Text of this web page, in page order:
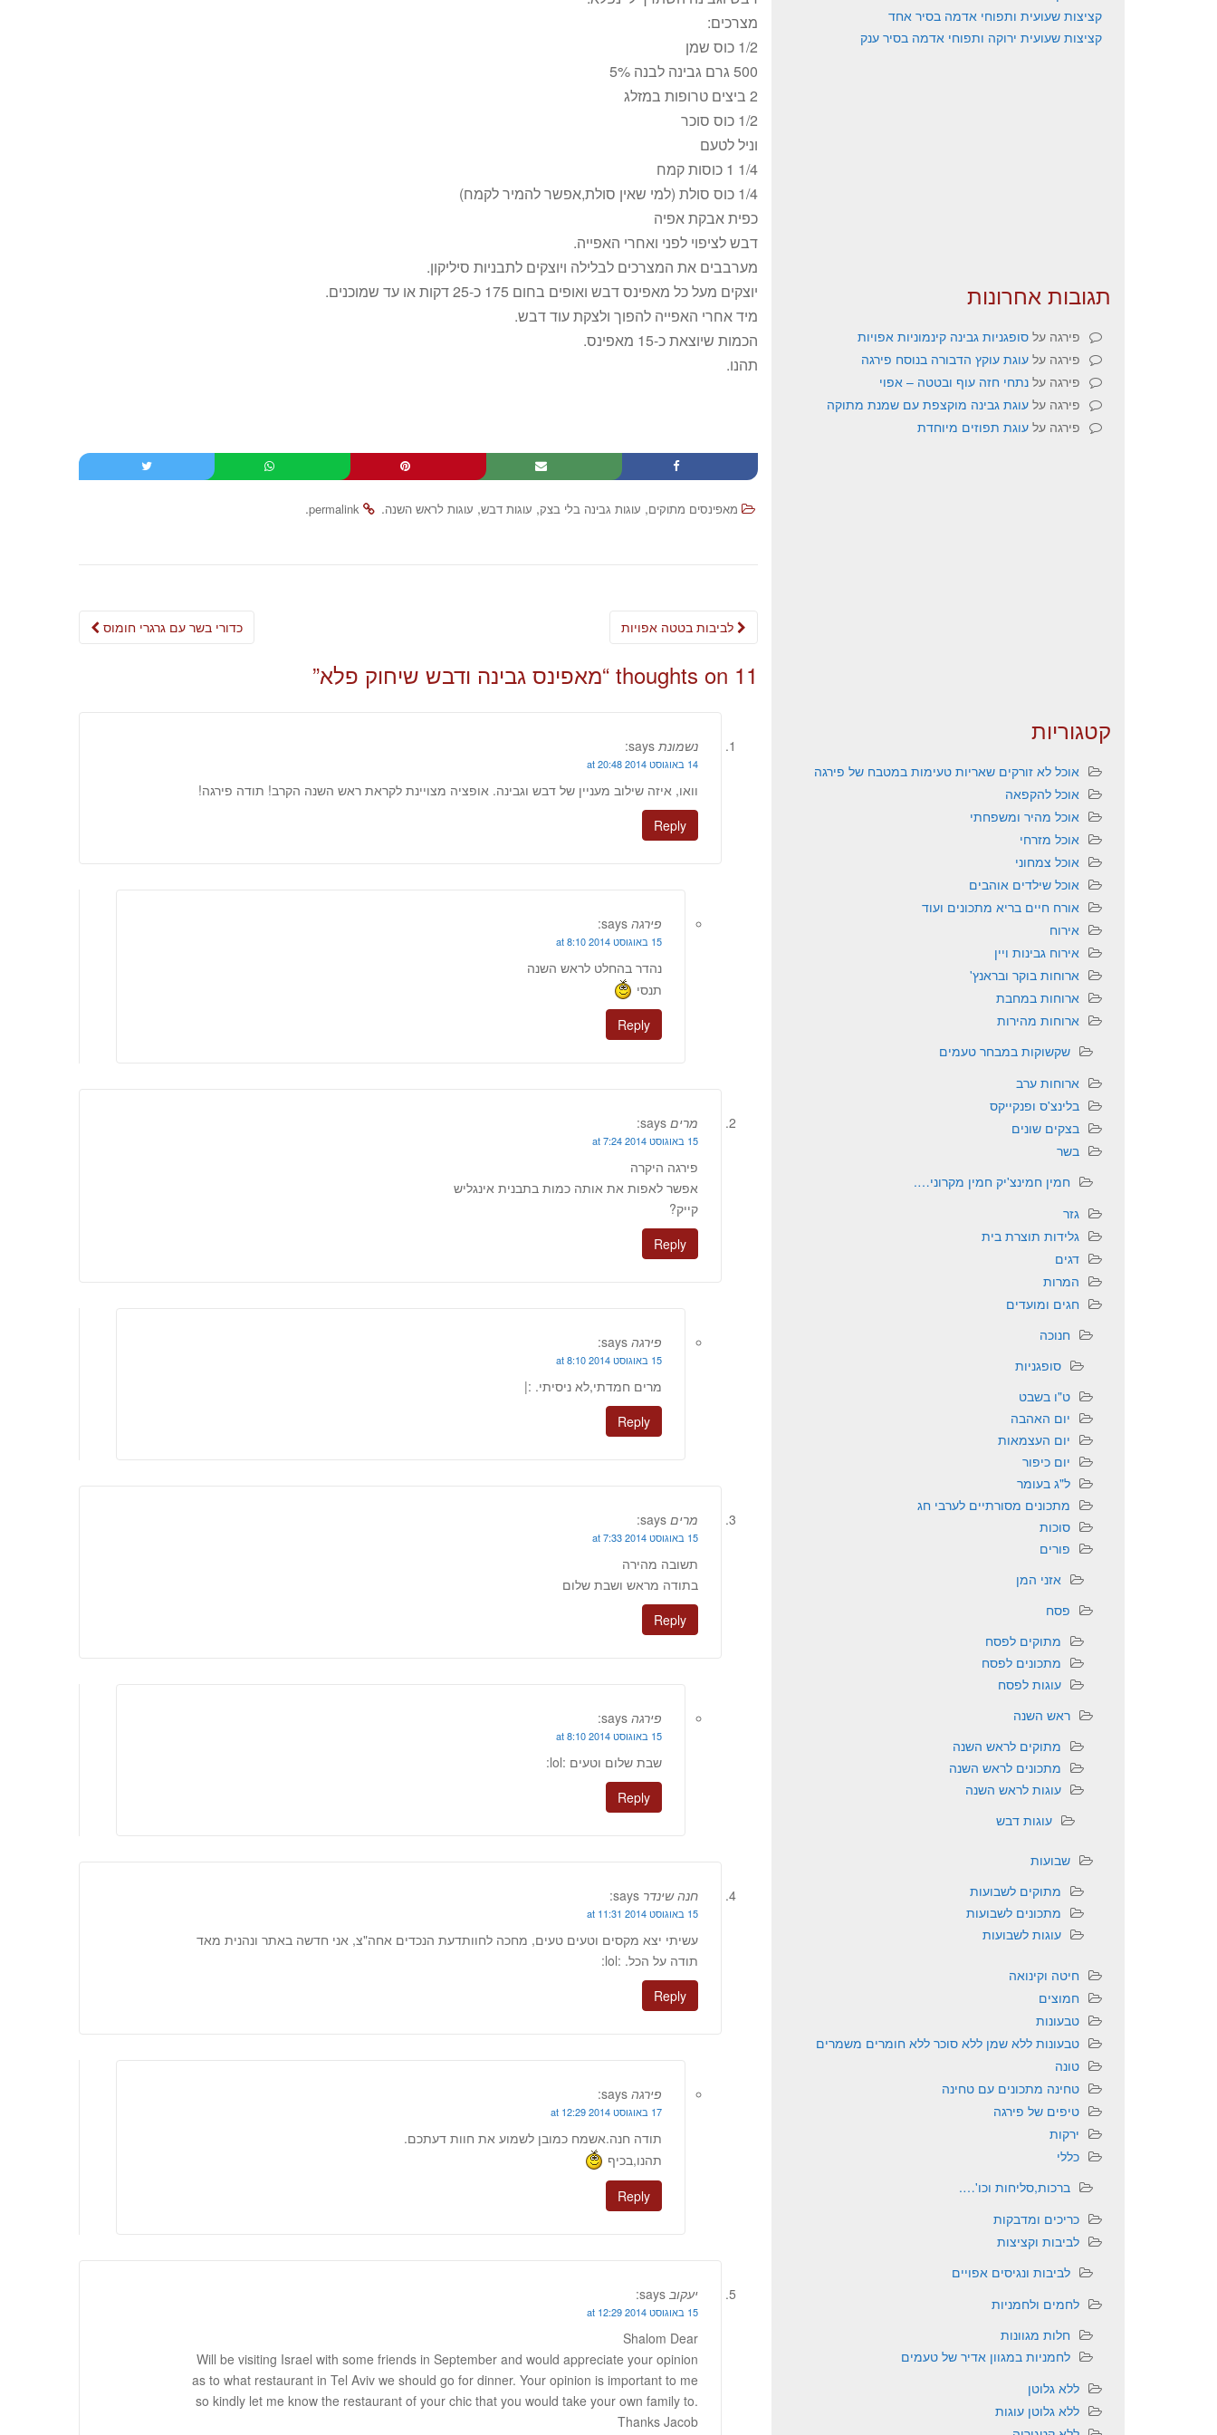
מצרכים:
1/2 כוס שמן
500 גרם גבינה לבנה 5%
2 ביצים טרופות במזלג
1/2 כוס סוכר
וניל לטעם
1/4 1 כוסות קמח
1/4 כוס סולת (למי שאין סולת,אפשר להמיר לקמח)
כפית אבקת אפיה
דבש לציפוי לפני ואחרי האפייה.
מערבבים את המצרכים לבלילה ויוצקים לתבניות סיליקון.
יוצקים מעל כל מאפינס דבש ואופים בחום 175 כ-25 דקות או עד שמוכנים.
מיד אחרי האפייה להפוך ולצקת עוד דבש.
הכמות שיוצאת כ-15 מאפינס.
תהנו.
מאפינסים מתוקים, עוגות גבינה בלי בצק, עוגות דבש, עוגות לראש השנה.
permalink
.
Post
כדורי בשר עם גרגרי חומוס
11 thoughts on “ מאפינס גבינה ודבש שיחוק פלא”
נשמונת says:
14 באוגוסט 2014 at 20:48
וואו, איזה שילוב מעניין של דבש וגבינה. אופציה מצויינת לקראת ראש השנה הקרב! תודה פירגה!
Reply
פירגה says:
15 באוגוסט 2014 at 8:10
נהדר בהחלט לראש השנה
תנסי
Reply
מרים says:
15 באוגוסט 2014 at 7:24
פירגה היקרה
אפשר לאפות את אותה כמות בתבנית אינגליש
קייק?
Reply
פירגה says:
15 באוגוסט 2014 at 8:10
מרים חמדתי,לא ניסיתי. :|
Reply
מרים says:
15 באוגוסט 2014 at 7:33
תשובה מהירה
בתודה מראש ושבת שלום
Reply
פירגה says:
15 באוגוסט 2014 at 8:10
שבת שלום וטעים :lol:
Reply
חנה שינדר says:
15 באוגוסט 2014 at 11:31
עשיתי יצא מקסים וטעים טעים, מחכה לחוותדעת הנכדים אחה"צ, אני חדשה באתר ונהנית מאד
תודה על הכל. :lol:
Reply
פירגה says:
17 באוגוסט 2014 at 12:29
תודה חנה.אשמח כמובן לשמוע את חוות דעתכם.
תהנו,בכיף
Reply
יעקוב says:
15 באוגוסט 2014 at 12:29
Shalom Dear
Will be visiting Israel with some friends in September and would appreciate your opinion
as to what restaurant in Tel Aviv we should go for dinner. Your opinion is important to me
so kindly let me know the restaurant of your chic that you would take your own family to.
Thanks Jacob
קציצות שעועית ותפוחי אדמה בסיר אחד
קציצות שעועית ירוקה ותפוחי אדמה בסיר ענק
תגובות אחרונות
פירגה על סופגניות גבינה קינמוניות אפויות
פירגה על עוגת עוקץ הדבורה בנוסח פירגה
פירגה על נתחי חזה עוף ובטטה – אפוי
פירגה על עוגת גבינה מוקצפת עם שמנת מתוקה
פירגה על עוגת תפוזים מיוחדת
קטגוריות
אוכל לא זורקים שאריות טעימות במטבח של פירגה
אוכל להקפאה
אוכל מהיר ומשפחתי
אוכל מזרחי
אוכל צמחוני
אוכל שילדים אוהבים
אורח חיים בריא מתכונים ועוד
אירוח
אירוח גבינות ויין
ארוחות בוקר ובראנץ'
ארוחות במחבת
ארוחות מהירות
שקשוקות במבחר טעמים
ארוחות ערב
בלינצ'ס ופנקייקס
בצקים שונים
בשר
חמין חמינצ'יק חמין מקרוני….
גזר
גלידות תוצרת בית
דגים
המרות
חגים ומועדים
חנוכה
סופגניות
ט"ו בשבט
יום האהבה
יום העצמאות
יום כיפור
ל"ג בעומר
מתכונים מסורתיים לערבי חג
סוכות
פורים
אזני המן
פסח
מתוקים לפסח
מתכונים לפסח
עוגות לפסח
ראש השנה
מתוקים לראש השנה
מתכונים לראש השנה
עוגות לראש השנה
עוגות דבש
שבועות
מתוקים לשבועות
מתכונים לשבועות
עוגות לשבועות
חיטה וקינואה
חמוצים
טבעונות
טבעונות ללא שמן ללא סוכר ללא חומרים משמרים
טונה
טחינה מתכונים עם טחינה
טיפים של פירגה
ירקות
כללי
ברכות,סליחות וכו'….
כריכים ומדבקות
לביבות וקציצות
לביבות ונגיסים אפויים
לחמים ולחמניות
חלות מגוונות
לחמניות במגוון אדיר של טעמים
ללא גלוטן
ללא גלוטן עוגות